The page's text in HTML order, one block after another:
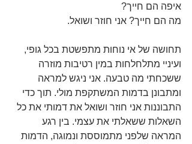
איפה הם חייך?
מה הם חייך? אני חוזר ושואל.
תחושה של אי נוחות מתפשטת בכל גופי,
ועיניי מתלחלחות במין רטיבות מוזרה
ששכחתי מה טבעה. אני ניגש למראה
ומתבונן בדמות המשתקפת מולי. תוך כדי
התבוננות אני חוזר ושואל את דמותי את כל
השאלות ששאלתי את עצמי. בין רגע
המראה שלפני מתמוססת ונמוגה, הדמות